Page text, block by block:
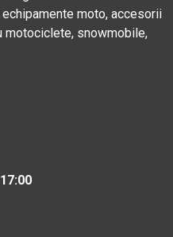
moto, accesorii
motociclete, snowmobile,